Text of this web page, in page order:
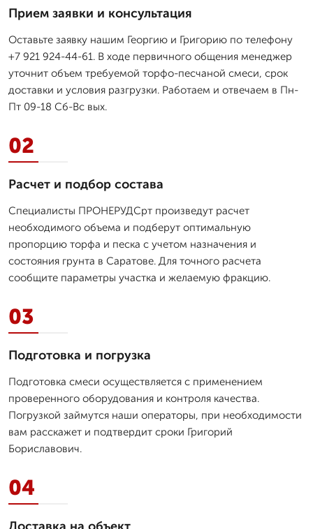
Прием заявки и консультация
Оставьте заявку нашим Георгию и Григорию по телефону
+7 921 924-44-61. В ходе первичного общения менеджер
уточнит объем требуемой торфо-песчаной смеси, срок
доставки и условия разгрузки. Работаем и отвечаем в Пн-
Пт 09-18 Сб-Вс вых.
02
Расчет и подбор состава
Специалисты ПРОНЕРУДСрт произведут расчет
необходимого объема и подберут оптимальную
пропорцию торфа и песка с учетом назначения и
состояния грунта в Саратове. Для точного расчета
сообщите параметры участка и желаемую фракцию.
03
Подготовка и погрузка
Подготовка смеси осуществляется с применением
проверенного оборудования и контроля качества.
Погрузкой займутся наши операторы, при необходимости
вам расскажет и подтвердит сроки Григорий
Бориславович.
04
Доставка на объект